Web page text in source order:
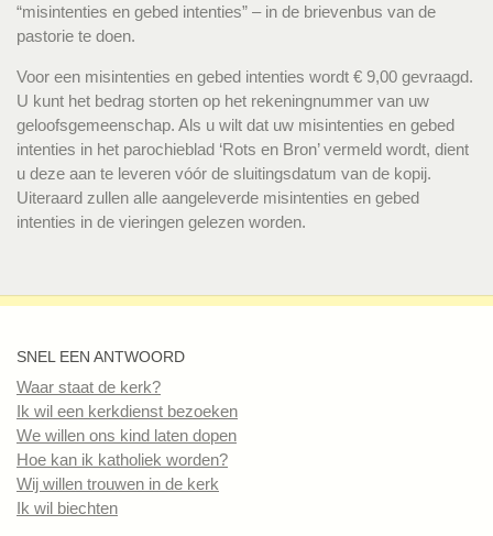
“misintenties en gebed intenties” – in de brievenbus van de
pastorie te doen.
Voor een misintenties en gebed intenties wordt € 9,00 gevraagd.
U kunt het bedrag storten op het rekeningnummer van uw
geloofsgemeenschap. Als u wilt dat uw misintenties en gebed
intenties in het parochieblad ‘Rots en Bron’ vermeld wordt, dient
u deze aan te leveren vóór de sluitingsdatum van de kopij.
Uiteraard zullen alle aangeleverde misintenties en gebed
intenties in de vieringen gelezen worden.
SNEL EEN ANTWOORD
Waar staat de kerk?
Ik wil een kerkdienst bezoeken
We willen ons kind laten dopen
Hoe kan ik katholiek worden?
Wij willen trouwen in de kerk
Ik wil biechten